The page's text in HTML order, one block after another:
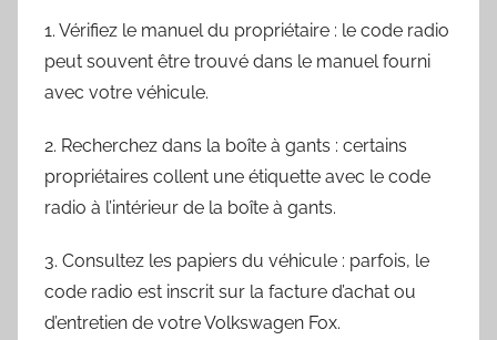
1. Vérifiez le manuel du propriétaire : le code radio
peut souvent être trouvé dans le manuel fourni
avec votre véhicule.
2. Recherchez dans la boîte à gants : certains
propriétaires collent une étiquette avec le code
radio à l’intérieur de la boîte à gants.
3. Consultez les papiers du véhicule : parfois, le
code radio est inscrit sur la facture d’achat ou
d’entretien de votre Volkswagen Fox.